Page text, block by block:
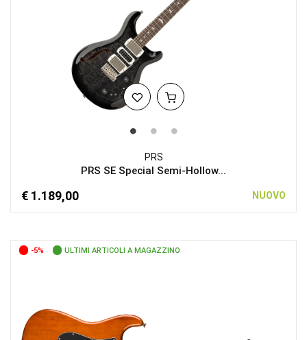
PRS
PRS SE Special Semi-Hollow...
€ 1.189,00 NUOVO
-5% ULTIMI ARTICOLI A MAGAZZINO